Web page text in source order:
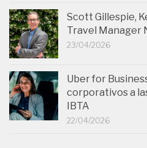
Scott Gillespie,
Travel Manager
23/04/2026
Uber for
corporativos a
IBTA
22/04/2026